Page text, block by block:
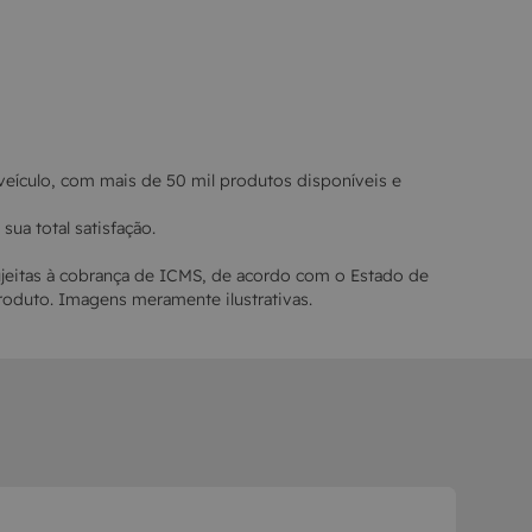
com mais de 50 mil produtos disponíveis e
total satisfação.
à cobrança de ICMS, de acordo com o Estado de
Imagens meramente ilustrativas.